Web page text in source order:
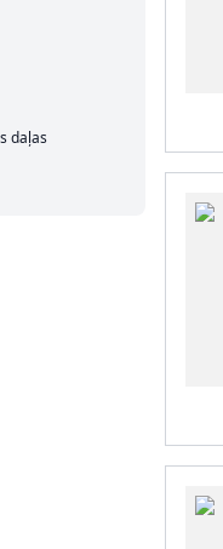
daļas